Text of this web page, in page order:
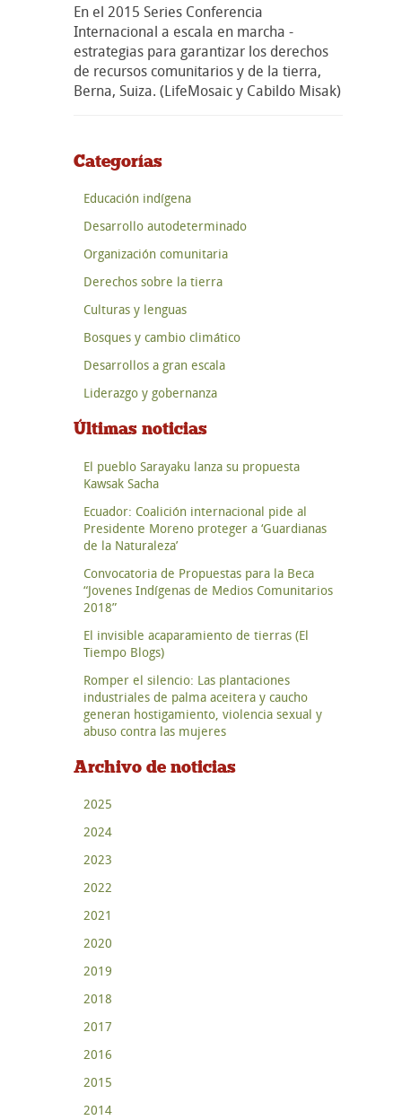
En el 2015 Series Conferencia
Internacional a escala en marcha -
estrategias para garantizar los derechos
de recursos comunitarios y de la tierra,
Berna, Suiza. (LifeMosaic y Cabildo Misak)
Categorías
Educación indígena
Desarrollo autodeterminado
Organización comunitaria
Derechos sobre la tierra
Culturas y lenguas
Bosques y cambio climático
Desarrollos a gran escala
Liderazgo y gobernanza
Últimas noticias
El pueblo Sarayaku lanza su propuesta
Kawsak Sacha
Ecuador: Coalición internacional pide al
Presidente Moreno proteger a ‘Guardianas
de la Naturaleza’
Convocatoria de Propuestas para la Beca
“Jovenes Indígenas de Medios Comunitarios
2018”
El invisible acaparamiento de tierras (El
Tiempo Blogs)
Romper el silencio: Las plantaciones
industriales de palma aceitera y caucho
generan hostigamiento, violencia sexual y
abuso contra las mujeres
Archivo de noticias
2025
2024
2023
2022
2021
2020
2019
2018
2017
2016
2015
2014